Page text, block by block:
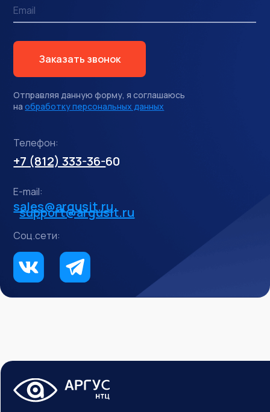
Заказать звонок
+7 (812) 333-36-60
Телефон:
E-mail:
Соц.сети:
support@argusit.ru
sales@argusit.ru
Отправляя данную форму, я соглашаюсь
на обработку персональных данных